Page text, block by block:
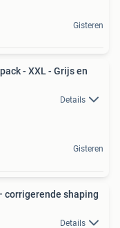
Gisteren
- XXL - Grijs en
Details
Gisteren
corrigerende shaping
Details